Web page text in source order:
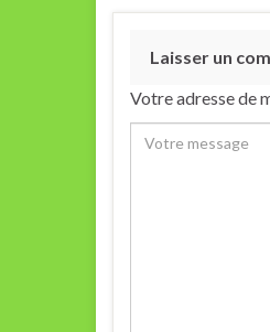
Laisser un
Votre adresse de